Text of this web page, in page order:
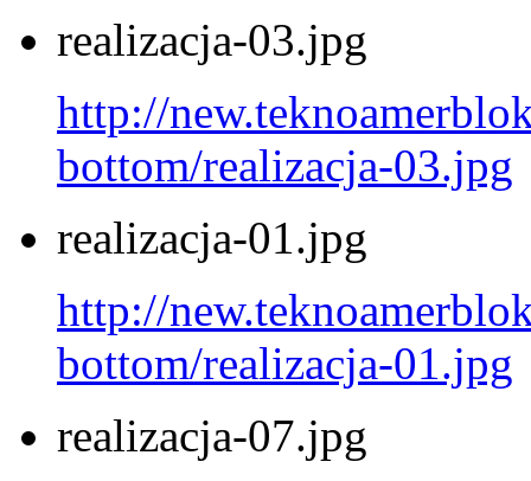
realizacja-03.jpg
http://
bottom/realizacja-03.jpg
realizacja-01.jpg
http://
bottom/realizacja-01.jpg
realizacja-07.jpg